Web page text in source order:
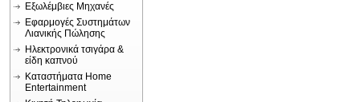
Εξωλέμβιες Μηχανές
Εφαρμογές Συστημάτων
Λιανικής Πώλησης
Ηλεκτρονικά τσιγάρα &
είδη καπνού
Καταστήματα Home
Entertainment